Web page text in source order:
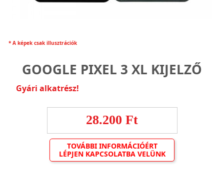
* A képek csak illusztrációk
GOOGLE PIXEL 3 XL KIJELZŐ
Gyári alkatrész!
28.200 Ft
TOVÁBBI INFORMÁCIÓÉRT
LÉPJEN KAPCSOLATBA VELÜNK